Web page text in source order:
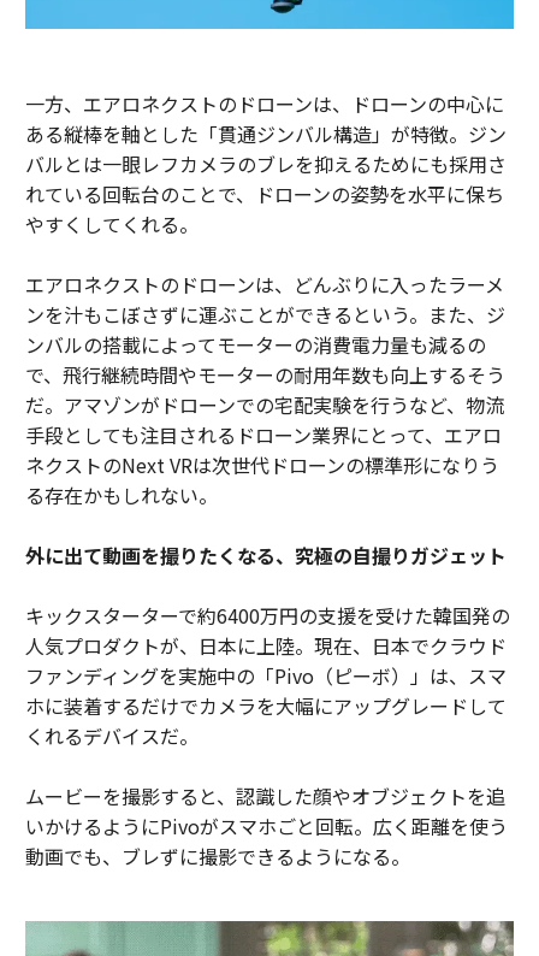
一方、エアロネクストのドローンは、ドローンの中心に
ある縦棒を軸とした「貫通ジンバル構造」が特徴。ジン
バルとは一眼レフカメラのブレを抑えるためにも採用さ
れている回転台のことで、ドローンの姿勢を水平に保ち
やすくしてくれる。
エアロネクストのドローンは、どんぶりに入ったラーメ
ンを汁もこぼさずに運ぶことができるという。また、ジ
ンバルの搭載によってモーターの消費電力量も減るの
で、飛行継続時間やモーターの耐用年数も向上するそう
だ。アマゾンがドローンでの宅配実験を行うなど、物流
手段としても注目されるドローン業界にとって、エアロ
ネクストのNext VRは次世代ドローンの標準形になりう
る存在かもしれない。
外に出て動画を撮りたくなる、究極の自撮りガジェット
キックスターターで約6400万円の支援を受けた韓国発の
人気プロダクトが、日本に上陸。現在、日本でクラウド
ファンディングを実施中の「Pivo（ピーボ）」は、スマ
ホに装着するだけでカメラを大幅にアップグレードして
くれるデバイスだ。
ムービーを撮影すると、認識した顔やオブジェクトを追
いかけるようにPivoがスマホごと回転。広く距離を使う
動画でも、ブレずに撮影できるようになる。